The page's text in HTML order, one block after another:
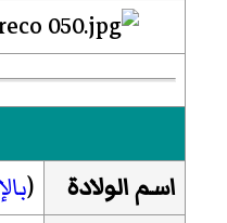
اسم الولادة
(